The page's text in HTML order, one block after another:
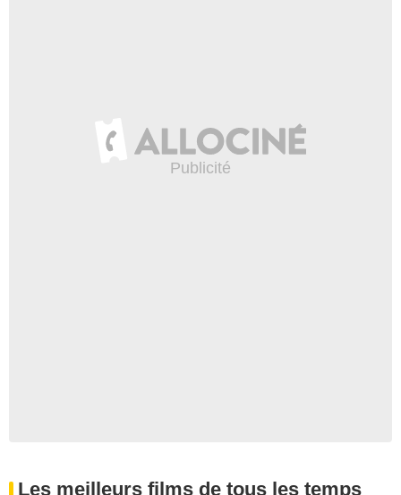
Les meilleurs films de tous les temps